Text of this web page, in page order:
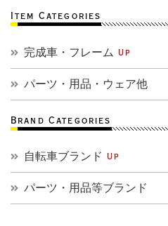
Item Categories
完成車・フレーム Up
パーツ・用品・ウェア他
Brand Categories
自転車ブランド Up
パーツ・用品等ブランド